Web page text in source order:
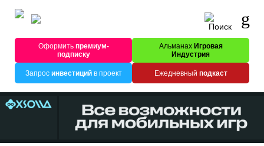
Оформитьпремиум-
подписку
Альманах Игровая
Индустрия
Запрос инвестицийв проект Ежедневный подкаст